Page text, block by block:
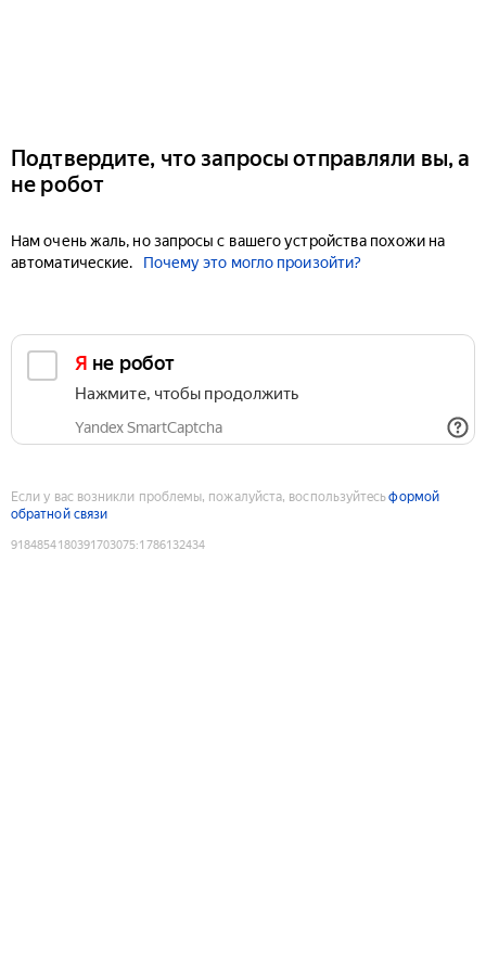
Подтвердите, что запросы отправляли вы, а
не робот
Нам очень жаль, но запросы с вашего устройства похожи на
автоматические.
Почему это могло произойти?
Я не робот
Нажмите, чтобы продолжить
Yandex SmartCaptcha
Если у вас возникли проблемы, пожалуйста, воспользуйтесьформой
обратной связи
9184854180391703075:1786132434